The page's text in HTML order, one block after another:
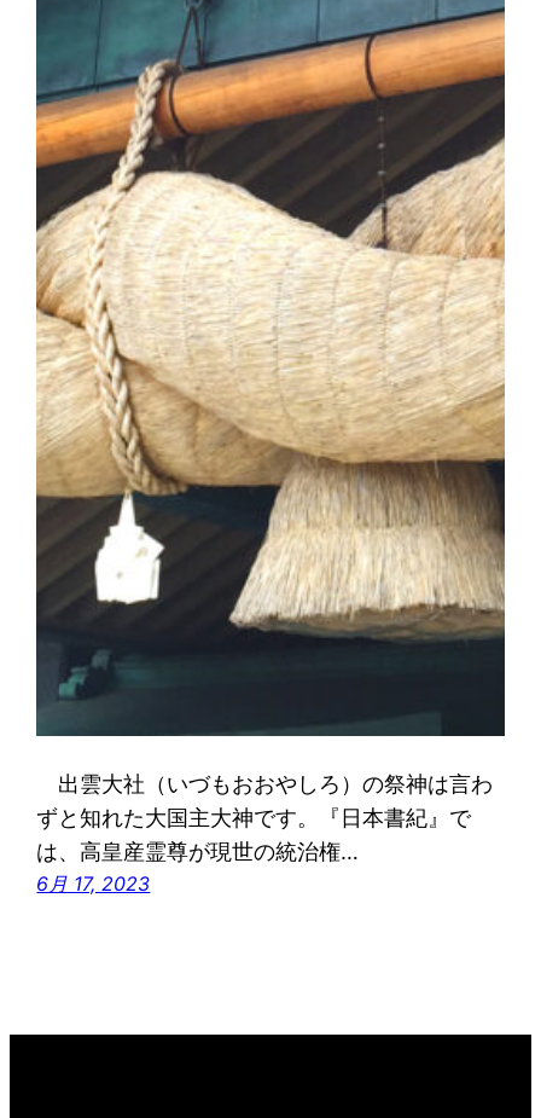
出雲大社（いづもおおやしろ）の祭神は言わ
ずと知れた大国主大神です。『日本書紀』で
は、高皇産霊尊が現世の統治権…
6月 17, 2023